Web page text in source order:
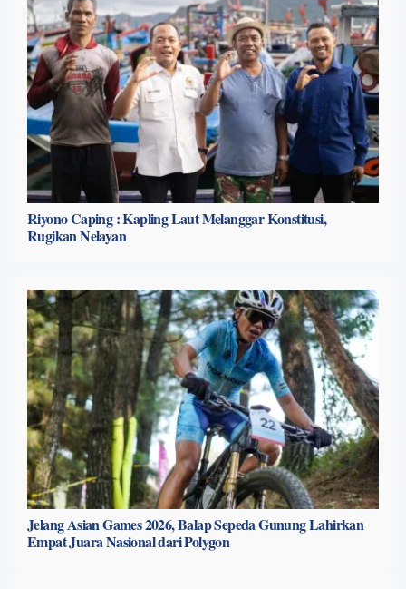
Riyono Caping : Kapling Laut Melanggar Konstitusi,
Rugikan Nelayan
Jelang Asian Games 2026, Balap Sepeda Gunung Lahirkan
Empat Juara Nasional dari Polygon